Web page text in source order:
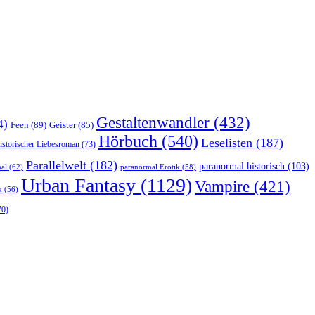
Feen (89) Geister(85) Gestaltenwandler (432)
Liebesroman (73) Hörbuch (540) Leselisten (187)
(62) Parallelwelt (182) paranormal Erotik (58) paranormal historisch (103)
(56) Urban Fantasy (1129) Vampire (421)